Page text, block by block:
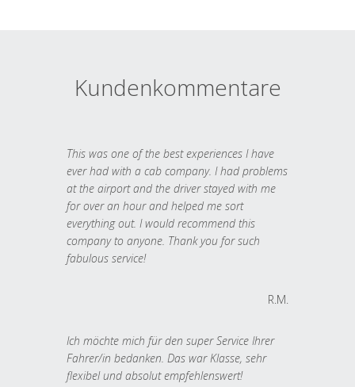
Kundenkommentare
This was one of the best experiences I have
ever had with a cab company. I had problems
at the airport and the driver stayed with me
for over an hour and helped me sort
everything out. I would recommend this
company to anyone. Thank you for such
fabulous service!
R.M.
Ich möchte mich für den super Service Ihrer
Fahrer/in bedanken. Das war Klasse, sehr
flexibel und absolut empfehlenswert!